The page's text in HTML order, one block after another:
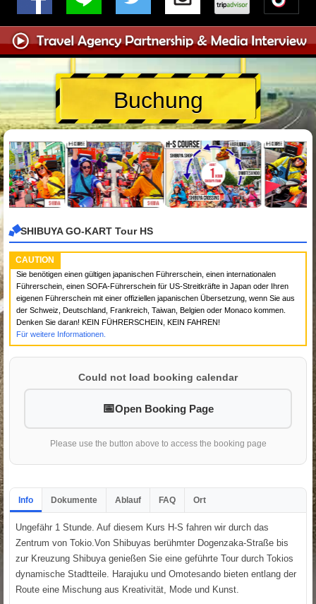
Buchung
SHIBUYA GO-KART Tour HS
CAUTION
Sie benötigen einen gültigen japanischen Führerschein, einen internationalen
Führerschein, einen SOFA-Führerschein für US-Streitkräfte in Japan oder Ihren
eigenen Führerschein mit einer offiziellen japanischen Übersetzung, wenn Sie aus
der Schweiz, Deutschland, Frankreich, Taiwan, Belgien oder Monaco kommen.
Denken Sie daran! KEIN FÜHRERSCHEIN, KEIN FAHREN!
Für weitere Informationen.
Could not load booking calendar
Open Booking Page
Please use the button above to access the booking page
Info Dokumente Ablauf FAQ Ort
Ungefähr 1 Stunde. Auf diesem Kurs H-S fahren wir durch das
Zentrum von Tokio.Von Shibuyas berühmter Dogenzaka-Straße bis
zur Kreuzung Shibuya genießen Sie eine geführte Tour durch Tokios
dynamische Stadtteile. Harajuku und Omotesando bieten entlang der
Route eine Mischung aus Kreativität, Mode und Kunst.